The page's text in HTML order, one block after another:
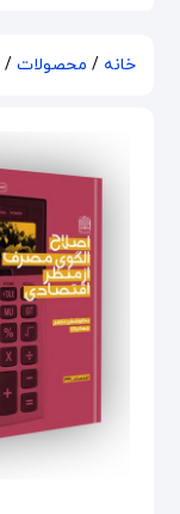
خانه / محصولات /